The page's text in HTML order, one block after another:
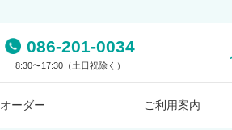
086-201-0034
8:30〜17:30（土日祝除く）
オーダー ご利用案内